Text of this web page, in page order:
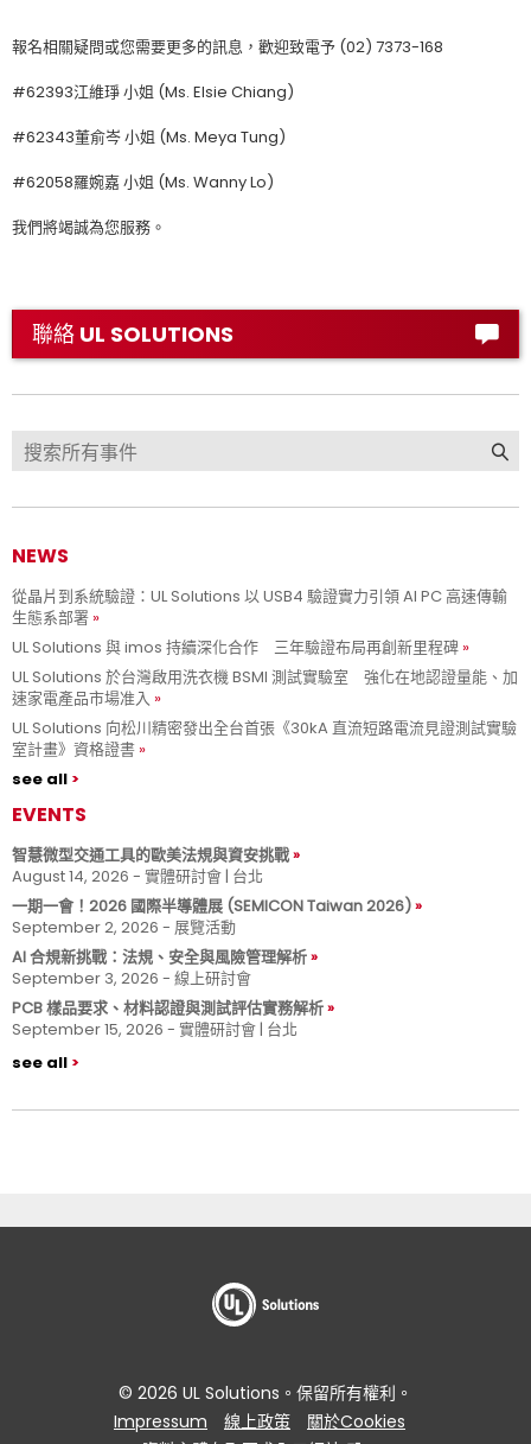
報名相關疑問或您需要更多的訊息，歡迎致電予 (02) 7373-168
#62393江維琤 小姐 (Ms. Elsie Chiang)
#62343董俞岑 小姐 (Ms. Meya Tung)
#62058羅婉嘉 小姐 (Ms. Wanny Lo)
我們將竭誠為您服務。
聯絡 UL SOLUTIONS
NEWS
從晶片到系統驗證：UL Solutions 以 USB4 驗證實力引領 AI PC 高速傳輸
生態系部署
UL Solutions 與 imos 持續深化合作 三年驗證布局再創新里程碑
UL Solutions 於台灣啟用洗衣機 BSMI 測試實驗室 強化在地認證量能、加
速家電產品市場准入
UL Solutions 向松川精密發出全台首張《30kA 直流短路電流見證測試實驗
室計畫》資格證書
see all
EVENTS
智慧微型交通工具的歐美法規與資安挑戰
August 14, 2026 - 實體研討會 | 台北
一期一會！2026 國際半導體展 (SEMICON Taiwan 2026)
September 2, 2026 - 展覽活動
AI 合規新挑戰：法規、安全與風險管理解析
September 3, 2026 - 線上研討會
PCB 樣品要求、材料認證與測試評估實務解析
September 15, 2026 - 實體研討會 | 台北
see all
© 2026 UL Solutions。保留所有權利。
Impressum
線上政策
關於Cookies